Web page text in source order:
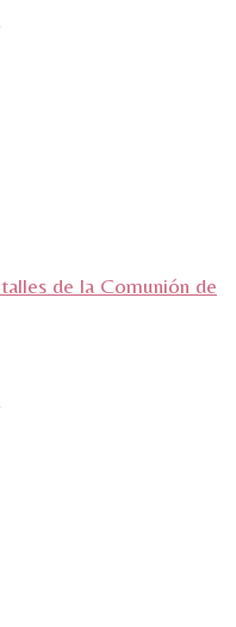
de la Comunión de